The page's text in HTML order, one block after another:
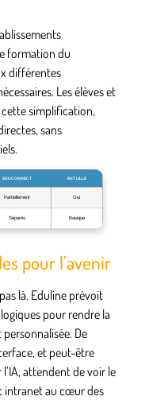
formation du
différentes
Les élèves et
simplification,
sans
EDUCONNECT ENT LILLE
Partiellement Oui
Séparés Basique
pour l’avenir
là. Eduline prévoit
pour rendre la
De
et peut-être
attendent de voir le
intranet au cœur des